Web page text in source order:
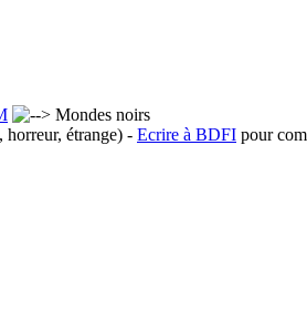
Mondes noirs
horreur, étrange) - Ecrire à BDFI pour